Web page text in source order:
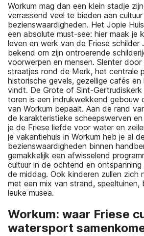
Workum mag dan een klein stadje
verrassend veel te bieden aan cultuur
bezienswaardigheden. Het Jopie
een absolute must-see: hier maak je
leven en werk van de Friese schilder
bekend om zijn ontroerende
voorwerpen en mensen. Slenter
straatjes rond de Merk, het centrale
historische gevels, gezellige cafés
vindt. De Grote of Sint-
toren is een indrukwekkend gebouw
van Workum bepaalt. Aan de rand
de karakteristieke scheepswerven
je de Friese liefde voor water en
je vakantiehuis in Workum heb je al
bezienswaardigheden binnen
gemakkelijk een afwisselend
cultuur in de ochtend en
de middag. Ook kinderen zullen zich
met een mix van strand,
leuke musea.
Workum: waar Friese
watersport